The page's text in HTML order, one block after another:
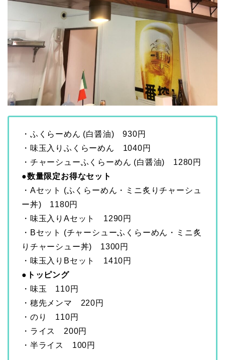
・ふくらーめん (白醤油) 930円
・味玉入りふくらーめん 1040円
・チャーシューふくらーめん (白醤油) 1280円
●数量限定お得なセット
・Aセット (ふくらーめん・ミニ炙りチャーシュ
ー丼) 1180円
・味玉入りAセット 1290円
・Bセット (チャーシューふくらーめん・ミニ炙
りチャーシュー丼) 1300円
・味玉入りBセット 1410円
●トッピング
・味玉 110円
・穂先メンマ 220円
・のり 110円
・ライス 200円
・半ライス 100円